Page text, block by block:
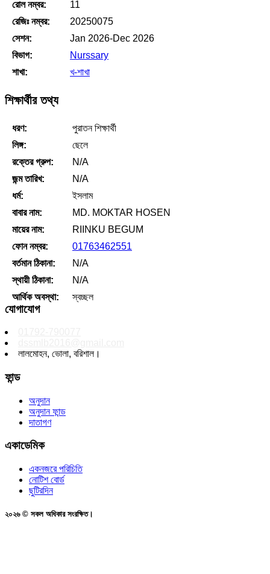
রোল নম্বর:
11
রেজিঃ নম্বর:
20250075
সেশন:
Jan 2026-Dec 2026
বিভাগ:
Nurssary
শাখা:
খ-শাখা
শিক্ষার্থীর তথ্য
ধরণ:
পুরাতন শিক্ষার্থী
লিঙ্গ:
ছেলে
রক্তের গ্রুপ:
N/A
জন্ম তারিখ:
N/A
ধর্ম:
ইসলাম
বাবার নাম:
MD. MOKTAR HOSEN
মায়ের নাম:
RIINKU BEGUM
ফোন নম্বর:
01763462551
বর্তমান ঠিকানা:
N/A
স্থায়ী ঠিকানা:
N/A
আর্থিক অবস্থা:
স্বচ্ছল
যোগাযোগ
লালমোহন, ভোলা, বরিশাল।
ফান্ড
অনুদান
অনুদান ফান্ড
দাতাগণ
একাডেমিক
একনজরে পরিচিতি
নোটিশ বোর্ড
ছুটিরদিন
২০২৬ © সকল অধিকার সংরক্ষিত।